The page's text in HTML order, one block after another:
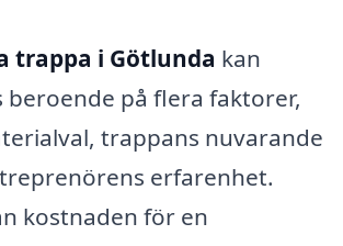
trappa i Götlunda kan
beroende på flera faktorer,
trappans nuvarande
erfarenhet.
kostnaden för en